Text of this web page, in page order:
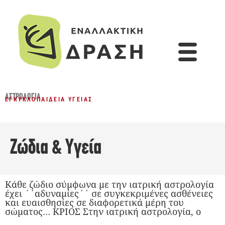
ΑΣΤΡΟΛΟΓΊΑ
ΕΓΚΥΚΛΟΠΑΊΔΕΙΑ ΥΓΕΊΑΣ
Ζώδια & Υγεία
Κάθε ζώδιο σύμφωνα με την ιατρική αστρολογία
έχει ΄΄αδυναμίες΄΄ σε συγκεκριμένες ασθένειες
και ευαισθησίες σε διαφορετικά μέρη του
σώματος… ΚΡΙΟΣ Στην ιατρική αστρολογία, o